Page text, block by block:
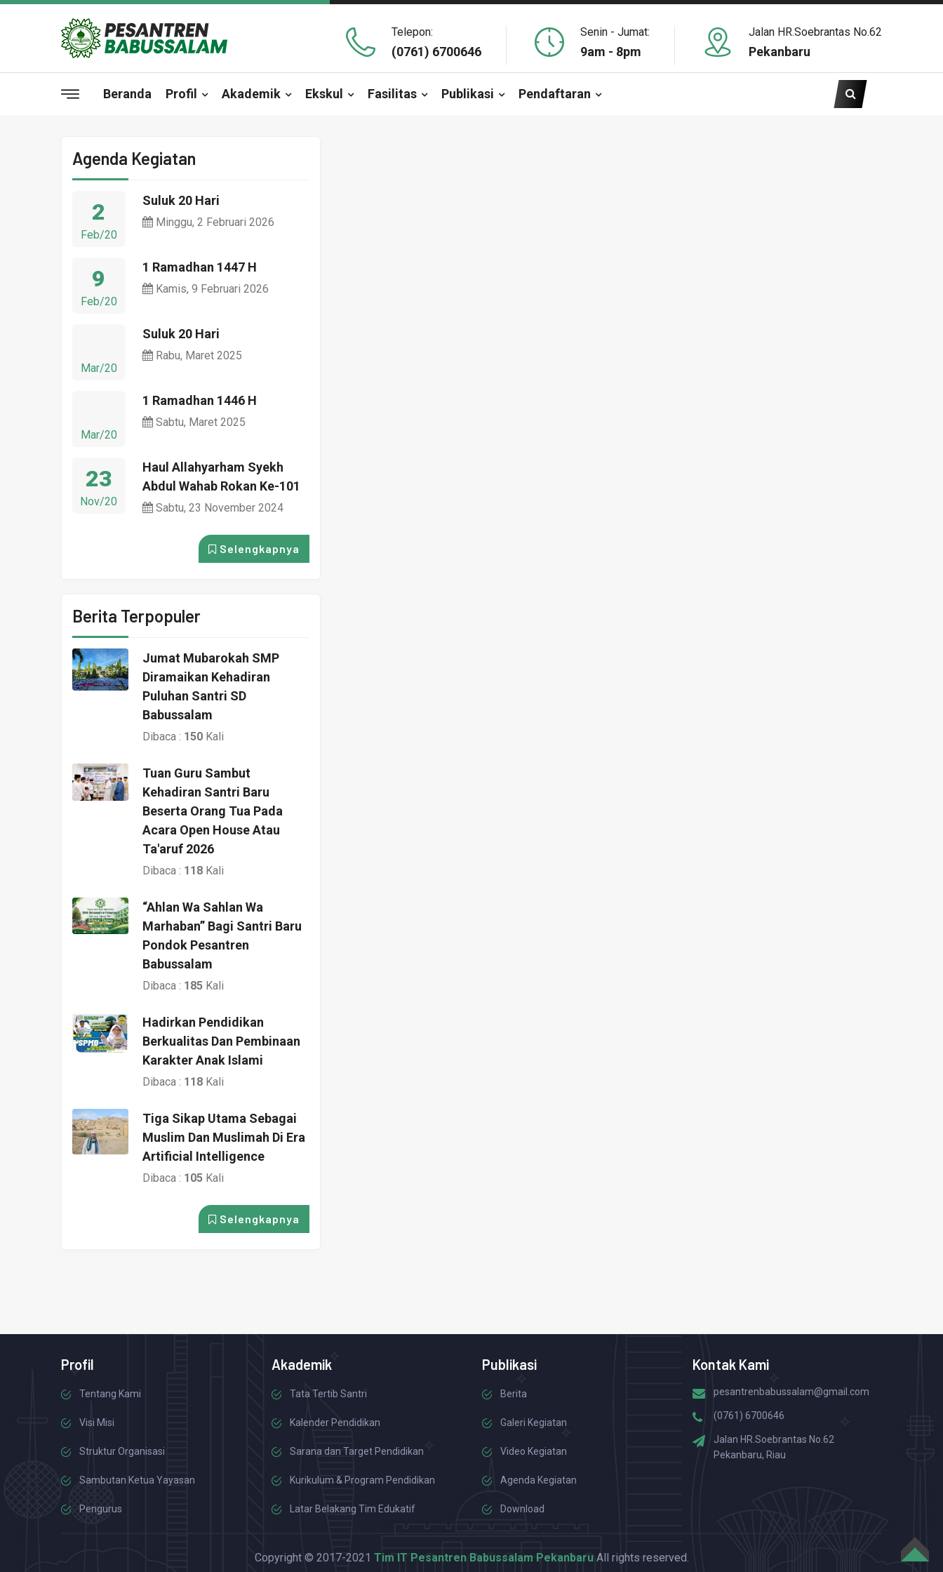
Telepon:
(0761) 6700646
Senin - Jumat:
9am - 8pm
Jalan HR.Soebrantas No.62
Pekanbaru
Beranda Profil Akademik Ekskul Fasilitas Publikasi Pendaftaran
Agenda Kegiatan
2
Feb/20
Suluk 20 Hari
Minggu, 2 Februari 2026
9
Feb/20
1 Ramadhan 1447 H
Kamis, 9 Februari 2026
Mar/20
Suluk 20 Hari
Rabu, Maret 2025
Mar/20
1 Ramadhan 1446 H
Sabtu, Maret 2025
23
Nov/20
Haul Allahyarham Syekh
Abdul Wahab Rokan Ke-101
Sabtu, 23 November 2024
Selengkapnya
Berita Terpopuler
Jumat Mubarokah SMP
Diramaikan Kehadiran
Puluhan Santri SD
Babussalam
Dibaca : 150 Kali
Tuan Guru Sambut
Kehadiran Santri Baru
Beserta Orang Tua Pada
Acara Open House Atau
Ta'aruf 2026
Dibaca : 118 Kali
“Ahlan Wa Sahlan Wa
Marhaban” Bagi Santri Baru
Pondok Pesantren
Babussalam
Dibaca : 185 Kali
Hadirkan Pendidikan
Berkualitas Dan Pembinaan
Karakter Anak Islami
Dibaca : 118 Kali
Tiga Sikap Utama Sebagai
Muslim Dan Muslimah Di Era
Artificial Intelligence
Dibaca : 105 Kali
Selengkapnya
Profil
Tentang Kami
Visi Misi
Struktur Organisasi
Sambutan Ketua Yayasan
Pengurus
Akademik
Tata Tertib Santri
Kalender Pendidikan
Sarana dan Target Pendidikan
Kurikulum & Program Pendidikan
Latar Belakang Tim Edukatif
Publikasi
Berita
Galeri Kegiatan
Video Kegiatan
Agenda Kegiatan
Download
Kontak Kami
pesantrenbabussalam@gmail.com
(0761) 6700646
Jalan HR.Soebrantas No.62
Pekanbaru, Riau
Copyright © 2017-2021 Tim IT Pesantren Babussalam PekanbaruAll rights reserved. TOP